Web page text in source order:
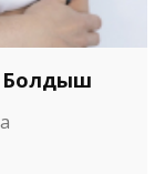
Болдыш